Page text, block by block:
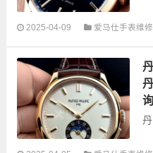
2025-04-09 爱马仕手表维
询